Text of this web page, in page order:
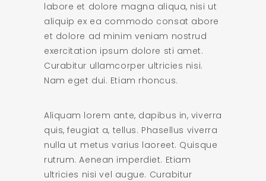
labore et dolore magna aliqua, nisi ut
aliquip ex ea commodo consat abore
et dolore ad minim veniam nostrud
exercitation ipsum dolore sti amet.
Curabitur ullamcorper ultricies nisi.
Nam eget dui. Etiam rhoncus.
Aliquam lorem ante, dapibus in, viverra
quis, feugiat a, tellus. Phasellus viverra
nulla ut metus varius laoreet. Quisque
rutrum. Aenean imperdiet. Etiam
ultricies nisi vel augue. Curabitur